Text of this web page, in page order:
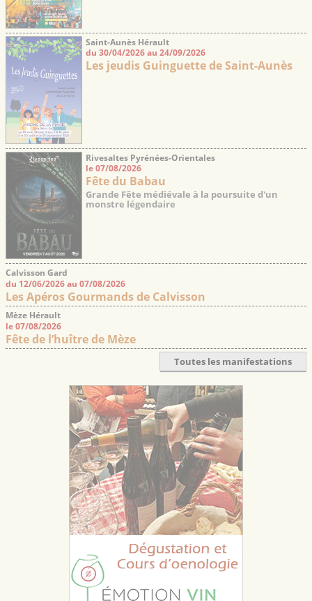
Saint-Aunès Hérault
du 30/04/2026 au 24/09/2026
Les jeudis Guinguette de Saint-Aunès
Rivesaltes Pyrénées-Orientales
le 07/08/2026
Fête du Babau
Grande Fête médiévale à la poursuite d'un
monstre légendaire
Calvisson Gard
du 12/06/2026 au 07/08/2026
Les Apéros Gourmands de Calvisson
Mèze Hérault
le 07/08/2026
Fête de l’huître de Mèze
Toutes les manifestations